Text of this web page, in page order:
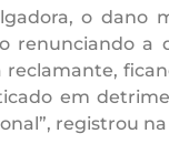
o dano
renunciando a
reclamante,
em
registrou